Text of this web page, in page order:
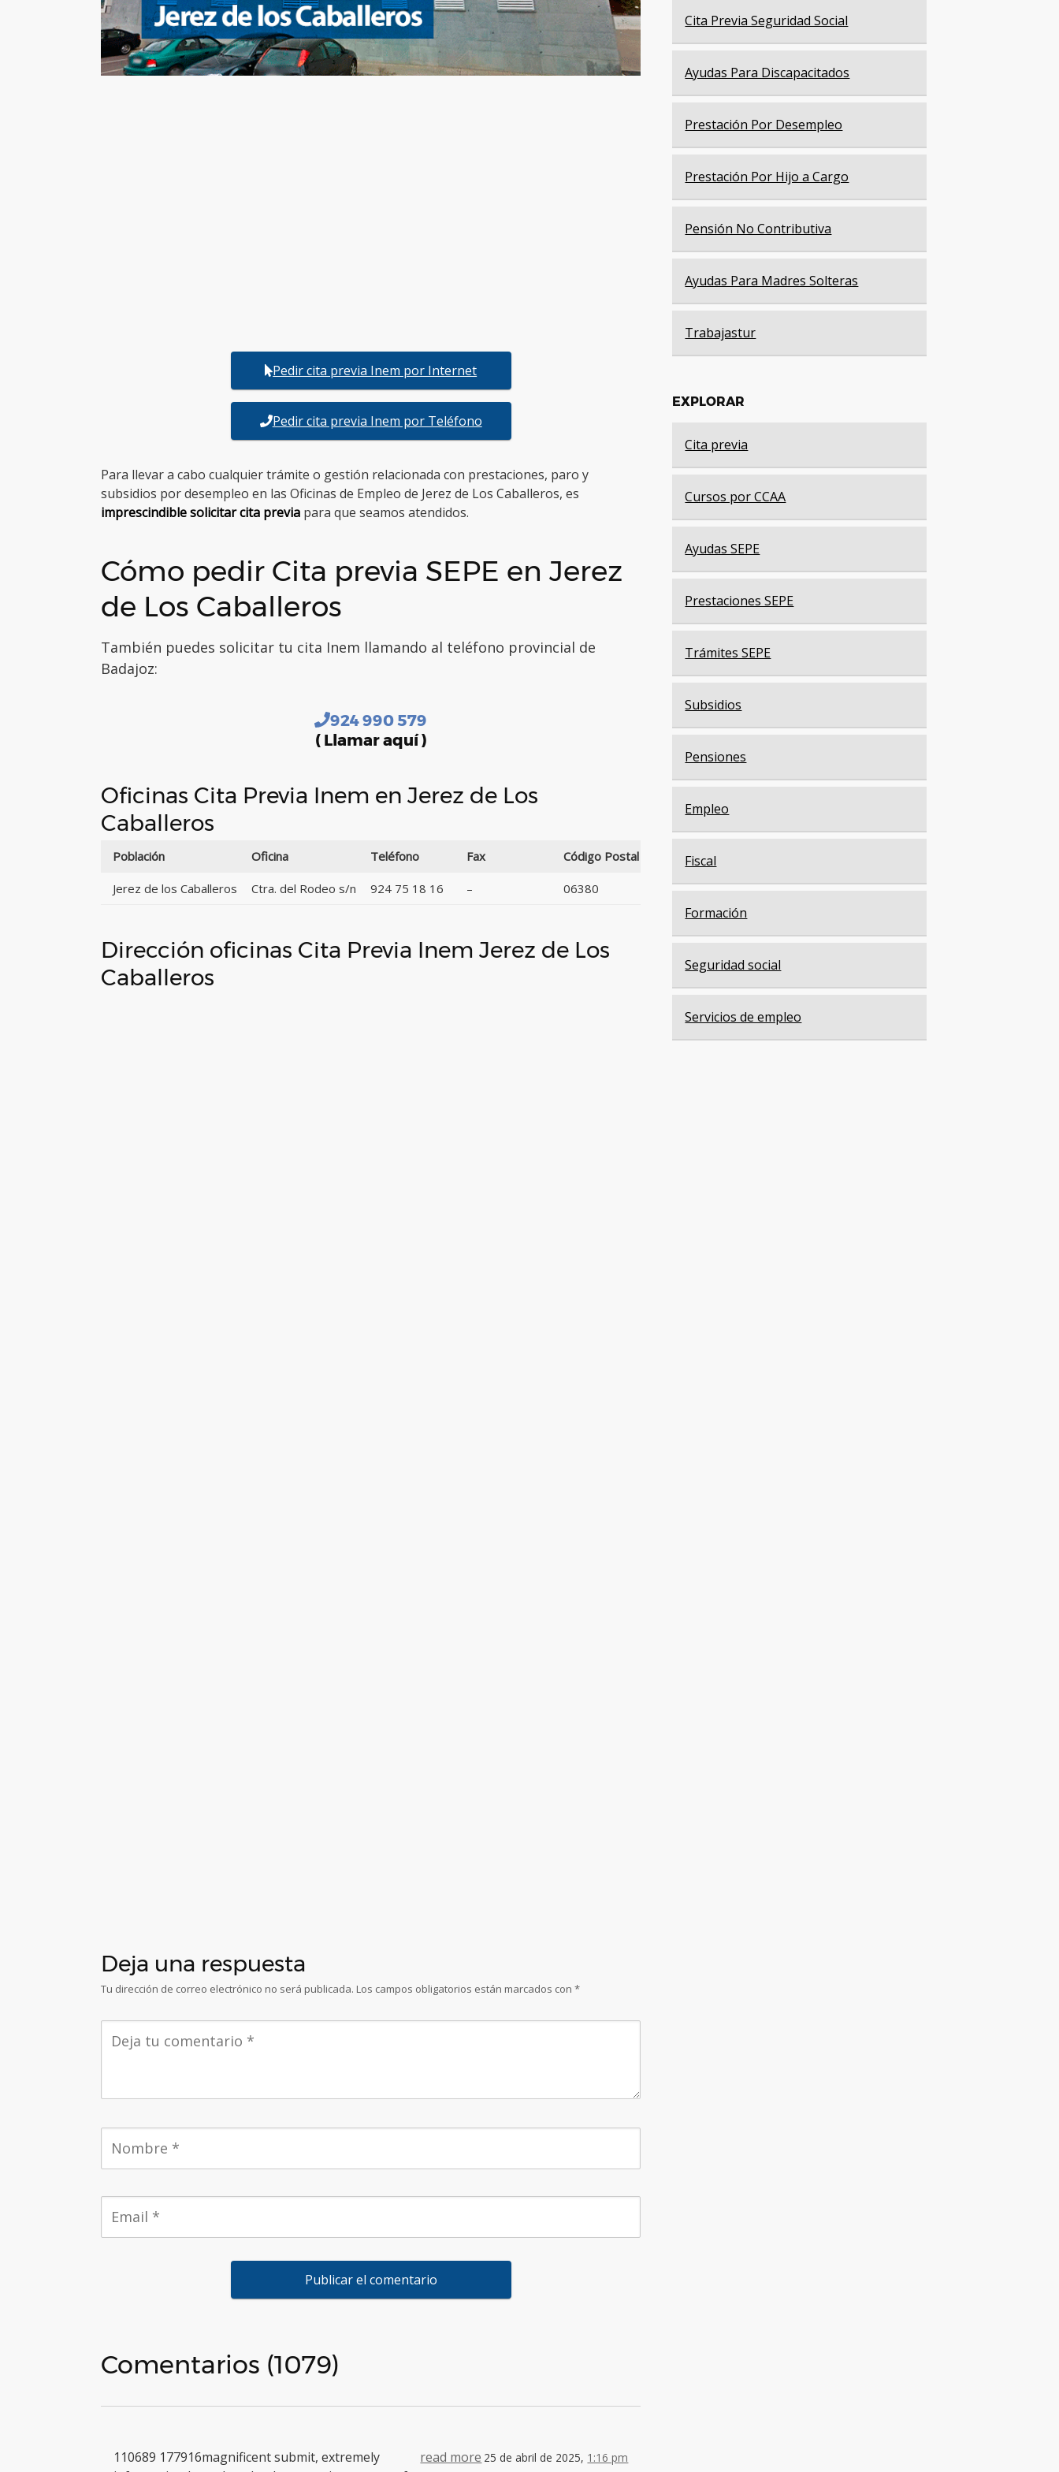
Pedir cita previa Inem por Internet
Pedir cita previa Inem por Teléfono
Para llevar a cabo cualquier trámite o gestión relacionada con prestaciones, paro y
subsidios por desempleo en las Oficinas de Empleo de Jerez de Los Caballeros, es
imprescindible solicitar cita previa para que seamos atendidos.
Cómo pedir Cita previa SEPE en Jerez
de Los Caballeros
También puedes solicitar tu cita Inem llamando al teléfono provincial de
Badajoz:
924 990 579
( Llamar aquí )
Oficinas Cita Previa Inem en Jerez de Los
Caballeros
Población Oficina Teléfono Fax Código Postal
Jerez de los Caballeros Ctra. del Rodeo s/n 924 75 18 16 – 06380
Dirección oficinas Cita Previa Inem Jerez de Los
Caballeros
Deja una respuesta
Tu dirección de correo electrónico no será publicada. Los campos obligatorios están marcados con *
Comentarios (1079)
read more 25 de abril de 2025, 1:16 pm
110689 177916magnificent submit, extremely
Cita Previa Seguridad Social
Ayudas Para Discapacitados
Prestación Por Desempleo
Prestación Por Hijo a Cargo
Pensión No Contributiva
Ayudas Para Madres Solteras
Trabajastur
EXPLORAR
Cita previa
Cursos por CCAA
Ayudas SEPE
Prestaciones SEPE
Trámites SEPE
Subsidios
Pensiones
Empleo
Fiscal
Formación
Seguridad social
Servicios de empleo